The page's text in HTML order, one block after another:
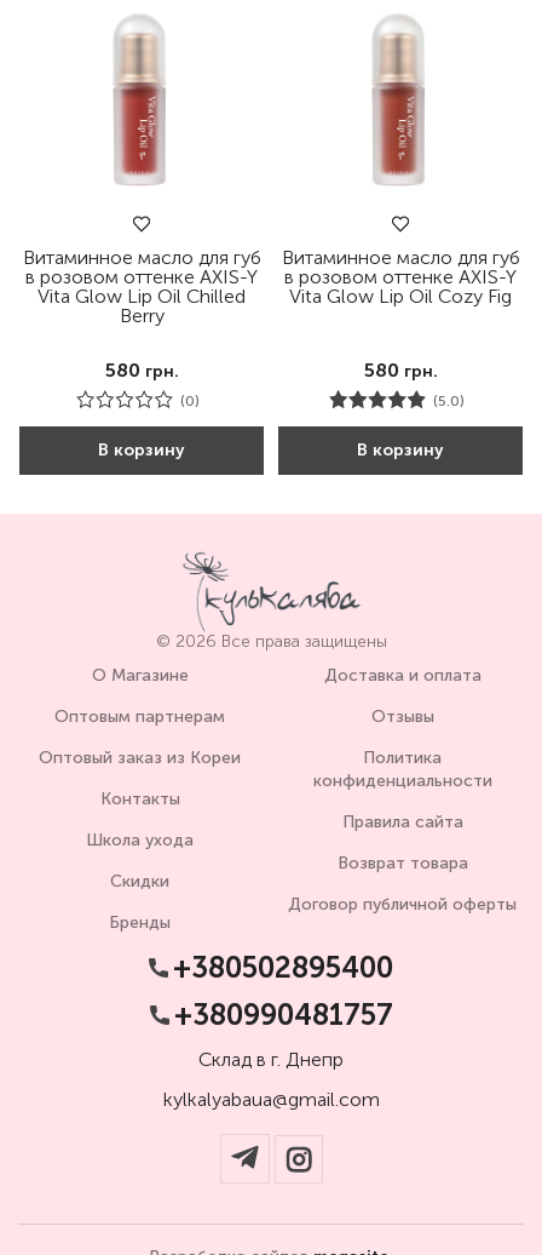
Витаминное масло для губ
в розовом оттенке AXIS-Y
Vita Glow Lip Oil Chilled
Berry
580 грн.
(0)
В корзину
Витаминное масло для губ
в розовом оттенке AXIS-Y
Vita Glow Lip Oil Cozy Fig
580 грн.
(5.0)
В корзину
© 2026 Все права защищены
О Магазине
Оптовым партнерам
Оптовый заказ из Кореи
Контакты
Школа ухода
Скидки
Бренды
Доставка и оплата
Отзывы
Политика
конфиденциальности
Правила сайта
Возврат товара
Договор публичной оферты
+380502895400
+380990481757
Склад в г. Днепр
kylkalyabaua@gmail.com